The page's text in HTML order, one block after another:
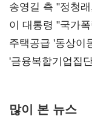
리모델링' 제안
송영길 측 "정청
총선 지휘 못해"
이 대통령 "국가
진실 밝혀야"
주택공급 '동상이
'금융복합기업집
많이 본 뉴스